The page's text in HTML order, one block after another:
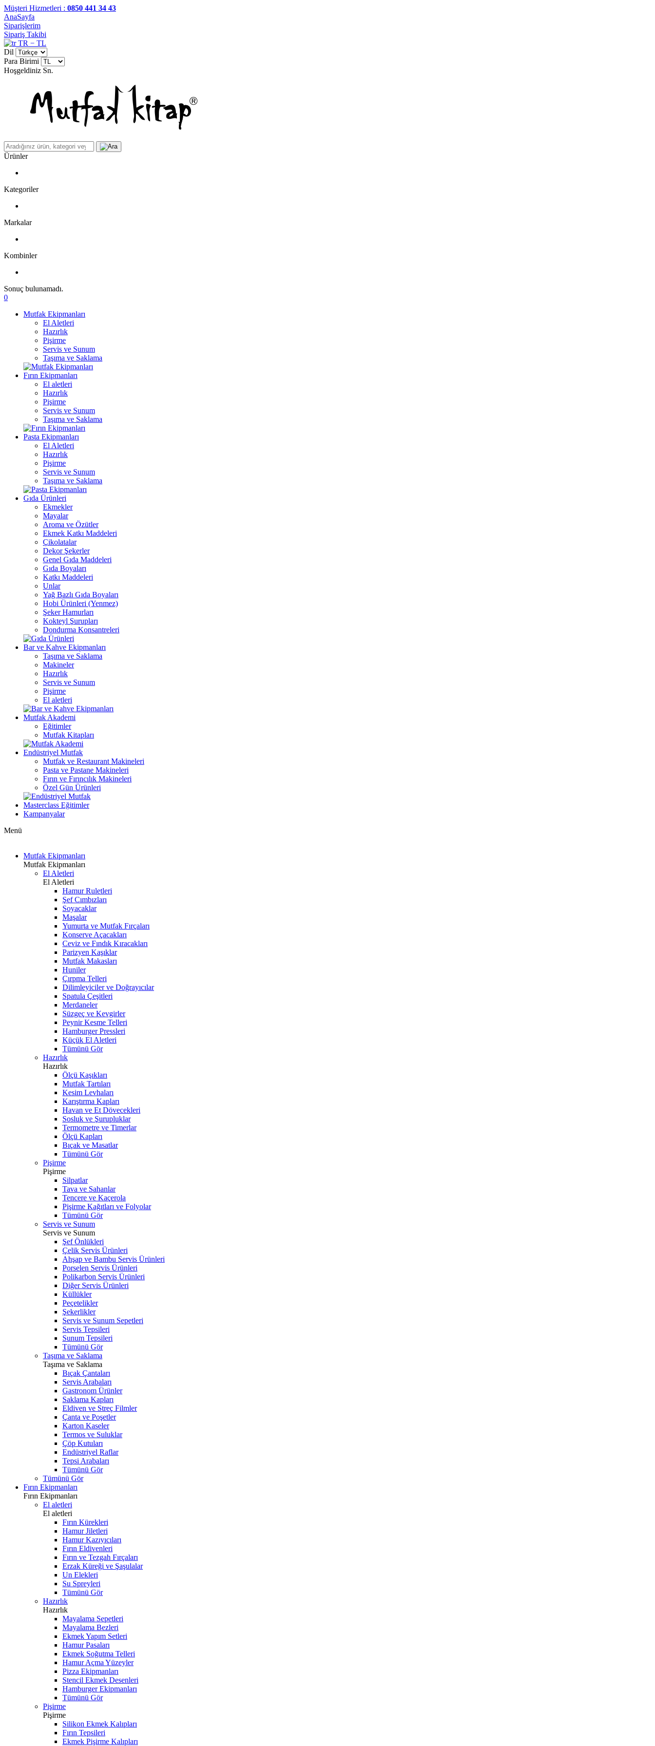
Müşteri Hizmetleri : 0850 441 34 43
AnaSayfa
Siparişlerim
Sipariş Takibi
TR − TL
Dil
Para Birimi
Hoşgeldiniz Sn.
Ürünler
Kategoriler
Markalar
Kombinler
Sonuç bulunamadı.
0
Mutfak Ekipmanları
El Aletleri
Hazırlık
Pişirme
Servis ve Sunum
Taşıma ve Saklama
Fırın Ekipmanları
El aletleri
Hazırlık
Pişirme
Servis ve Sunum
Taşıma ve Saklama
Pasta Ekipmanları
El Aletleri
Hazırlık
Pişirme
Servis ve Sunum
Taşıma ve Saklama
Gıda Ürünleri
Ekmekler
Mayalar
Aroma ve Özütler
Ekmek Katkı Maddeleri
Çikolatalar
Dekor Şekerler
Genel Gıda Maddeleri
Gıda Boyaları
Katkı Maddeleri
Unlar
Yağ Bazlı Gıda Boyaları
Hobi Ürünleri (Yenmez)
Şeker Hamurları
Kokteyl Şurupları
Dondurma Konsantreleri
Bar ve Kahve Ekipmanları
Taşıma ve Saklama
Makineler
Hazırlık
Servis ve Sunum
Pişirme
El aletleri
Mutfak Akademi
Eğitimler
Mutfak Kitapları
Endüstriyel Mutfak
Mutfak ve Restaurant Makineleri
Pasta ve Pastane Makineleri
Fırın ve Fırıncılık Makineleri
Özel Gün Ürünleri
Masterclass Eğitimler
Kampanyalar
Menü
Mutfak Ekipmanları
Mutfak Ekipmanları
El Aletleri
El Aletleri
Hamur Ruletleri
Şef Cımbızları
Soyacaklar
Maşalar
Yumurta ve Mutfak Fırçaları
Konserve Açacakları
Ceviz ve Fındık Kıracakları
Parizyen Kaşıklar
Mutfak Makasları
Huniler
Çırpma Telleri
Dilimleyiciler ve Doğrayıcılar
Spatula Çeşitleri
Merdaneler
Süzgeç ve Kevgirler
Peynir Kesme Telleri
Hamburger Pressleri
Küçük El Aletleri
Tümünü Gör
Hazırlık
Hazırlık
Ölçü Kaşıkları
Mutfak Tartıları
Kesim Levhaları
Karıştırma Kapları
Havan ve Et Dövecekleri
Sosluk ve Şurupluklar
Termometre ve Timerlar
Ölçü Kapları
Bıçak ve Masatlar
Tümünü Gör
Pişirme
Pişirme
Silpatlar
Tava ve Sahanlar
Tencere ve Kaçerola
Pişirme Kağıtları ve Folyolar
Tümünü Gör
Servis ve Sunum
Servis ve Sunum
Şef Önlükleri
Çelik Servis Ürünleri
Ahşap ve Bambu Servis Ürünleri
Porselen Servis Ürünleri
Polikarbon Servis Ürünleri
Diğer Servis Ürünleri
Küllükler
Peçetelikler
Şekerlikler
Servis ve Sunum Sepetleri
Servis Tepsileri
Sunum Tepsileri
Tümünü Gör
Taşıma ve Saklama
Taşıma ve Saklama
Bıçak Çantaları
Servis Arabaları
Gastronom Ürünler
Saklama Kapları
Eldiven ve Streç Filmler
Çanta ve Poşetler
Karton Kaseler
Termos ve Suluklar
Çöp Kutuları
Endüstriyel Raflar
Tepsi Arabaları
Tümünü Gör
Tümünü Gör
Fırın Ekipmanları
Fırın Ekipmanları
El aletleri
El aletleri
Fırın Kürekleri
Hamur Jiletleri
Hamur Kazıyıcıları
Fırın Eldivenleri
Fırın ve Tezgah Fırçaları
Erzak Küreği ve Şaşulalar
Un Elekleri
Su Spreyleri
Tümünü Gör
Hazırlık
Hazırlık
Mayalama Sepetleri
Mayalama Bezleri
Ekmek Yapım Setleri
Hamur Pasaları
Ekmek Soğutma Telleri
Hamur Açma Yüzeyler
Pizza Ekipmanları
Stencil Ekmek Desenleri
Hamburger Ekipmanları
Tümünü Gör
Pişirme
Pişirme
Silikon Ekmek Kalıpları
Fırın Tepsileri
Ekmek Pişirme Kalıpları